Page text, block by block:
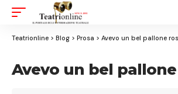
Teatrionline > Blog > Prosa > Avevo un bel pallone
Avevo un bel